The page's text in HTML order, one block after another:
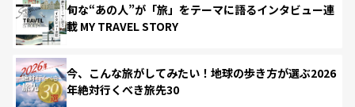
旬な“あの人”が「旅」をテーマに語るインタビュー連
載 MY TRAVEL STORY
今、こんな旅がしてみたい！地球の歩き方が選ぶ2026
年絶対行くべき旅先30